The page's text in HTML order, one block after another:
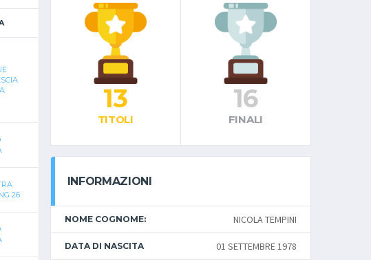
26
13
TITOLI
16
FINALI
INFORMAZIONI
NOME COGNOME: NICOLA TEMPINI
DATA DI NASCITA 01 SETTEMBRE 1978